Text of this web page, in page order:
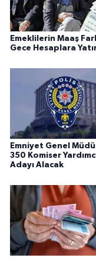
Emeklilerin Maaş
Gece Hesaplara
Emniyet Genel
350 Komiser
Adayı Alacak